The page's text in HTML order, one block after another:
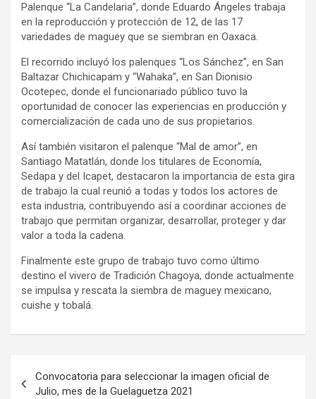
Palenque “La Candelaria”, donde Eduardo Ángeles trabaja
en la reproducción y protección de 12, de las 17
variedades de maguey que se siembran en Oaxaca.
El recorrido incluyó los palenques “Los Sánchez”, en San
Baltazar Chichicapam y “Wahaka”, en San Dionisio
Ocotepec, donde el funcionariado público tuvo la
oportunidad de conocer las experiencias en producción y
comercialización de cada uno de sus propietarios.
Así también visitaron el palenque “Mal de amor”, en
Santiago Matatlán, donde los titulares de Economía,
Sedapa y del Icapet, destacaron la importancia de esta gira
de trabajo la cual reunió a todas y todos los actores de
esta industria, contribuyendo así a coordinar acciones de
trabajo que permitan organizar, desarrollar, proteger y dar
valor a toda la cadena.
Finalmente este grupo de trabajo tuvo como último
destino el vivero de Tradición Chagoya, donde actualmente
se impulsa y rescata la siembra de maguey mexicano,
cuishe y tobalá.
de
Convocatoria para seleccionar la imagen oficial de
Julio, mes de la Guelaguetza 2021